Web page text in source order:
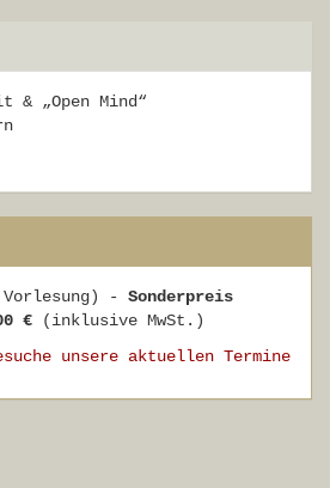
„Open Mind“
- Sonderpreis
€ (inklusive MwSt.)
unsere aktuellen Termine